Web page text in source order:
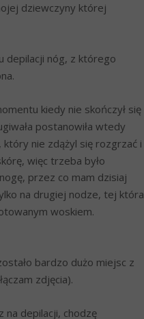
dziewczyny której
depilacji nóg, z którego
kiedy nie skończył się
postanowiła wtedy
nie zdążyl się rozgrzać i
więc trzeba było
przez co mam dzisiaj
na drugiej nodze, tej która
woskiem.
bardzo dużo miejsc z
zdjęcia).
depilacji, chodzę